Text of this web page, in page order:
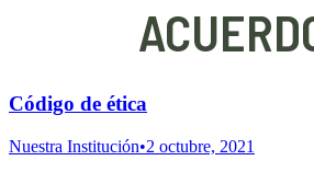
Código de ética
Nuestra Institución 2 octubre, 2021